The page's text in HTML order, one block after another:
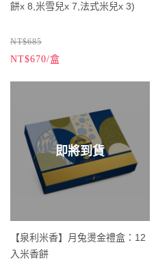
餅x 8,米雪兒x 7,法式米兒x 3)
※產品都可放二個月，建議提早到
貨。
求，可備註告知，感謝！
NT$685
NT$670/盒
即將到貨
【泉利米香】月兔燙金禮盒：12
入米香餅